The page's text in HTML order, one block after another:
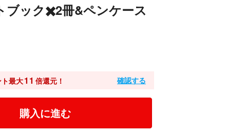
ブック✖️2冊&ペンケース
最大11 倍還元！ 確認する
購入に進む